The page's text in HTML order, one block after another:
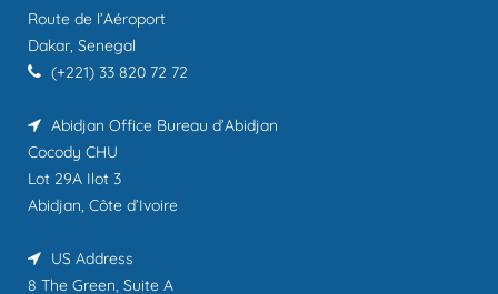
Route de l’Aéroport
Dakar, Senegal
(+221) 33 820 72 72
Abidjan Office Bureau d’Abidjan
Cocody CHU
Lot 29A Ilot 3
Abidjan, Côte d’Ivoire
US Address
8 The Green, Suite A